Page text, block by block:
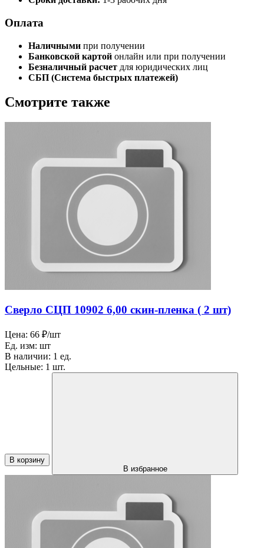
Оплата
Наличными при получении
Банковской картой онлайн или при получении
Безналичный расчет для юридических лиц
СБП (Система быстрых платежей)
Смотрите также
Сверло СЦП 10902 6,00 скин-пленка ( 2 шт)
Цена: 66 ₽/шт
Ед. изм: шт
В наличии: 1 ед.
Цельные: 1 шт.
В корзину
В избранное